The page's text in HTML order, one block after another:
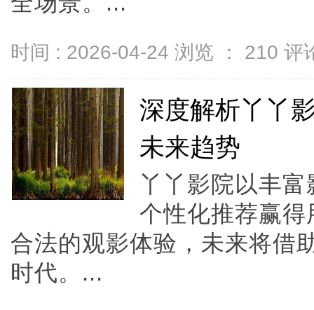
时间 : 2026-04-24 浏览 ： 210 评
深度解析丫丫
未来趋势
丫丫影院以丰
个性化推荐赢
合法的观影体验，未来将借
时代。...